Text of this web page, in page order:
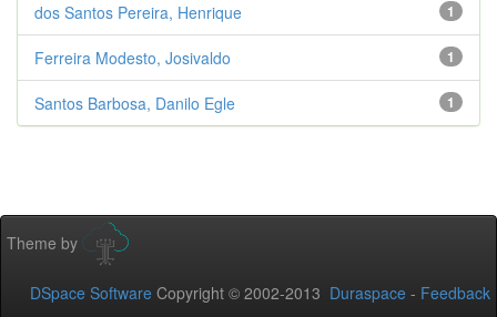
1
dos Santos Pereira, Henrique
1
Ferreira Modesto, Josivaldo
1
Santos Barbosa, Danilo Egle
Theme by
DSpace Software Copyright © 2002-2013 Duraspace - Feedback